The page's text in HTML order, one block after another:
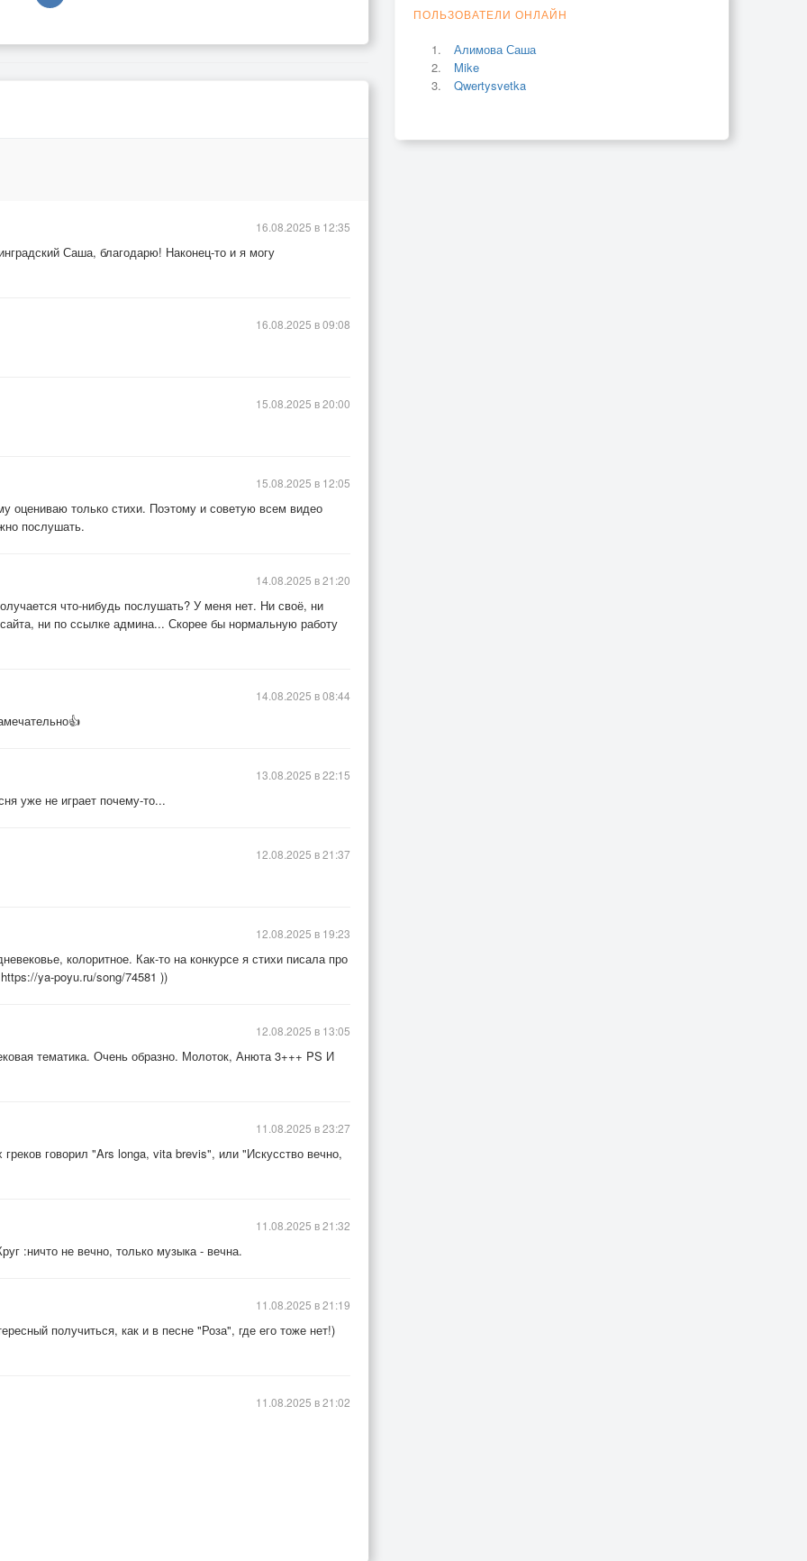
Саша, благодарю! Наконец-то и я могу
16.08.2025 в 12:35
16.08.2025 в 09:08
15.08.2025 в 20:00
оцениваю только стихи. Поэтому и советую всем видео
послушать.
15.08.2025 в 12:05
что-нибудь послушать? У меня нет. Ни своё, ни
ни по ссылке админа... Скорее бы нормальную работу
14.08.2025 в 21:20
14.08.2025 в 08:44
уже не играет почему-то...
13.08.2025 в 22:15
12.08.2025 в 21:37
колоритное. Как-то на конкурсе я стихи писала про
ya-poyu.ru/song/74581 ))
12.08.2025 в 19:23
тематика. Очень образно. Молоток, Анюта 3+++ PS И
12.08.2025 в 13:05
говорил "Ars longa, vita brevis", или "Искусство вечно,
11.08.2025 в 23:27
:ничто не вечно, только музыка - вечна.
11.08.2025 в 21:32
получиться, как и в песне "Роза", где его тоже нет!)
11.08.2025 в 21:19
11.08.2025 в 21:02
ПОЛЬЗОВАТЕЛИ ОНЛАЙН
Алимова Саша
Mike
Qwertysvetka